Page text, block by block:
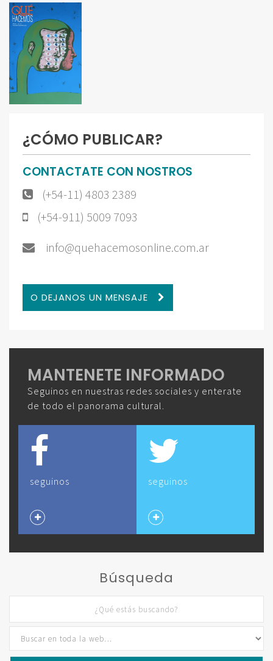
¿CÓMO PUBLICAR?
CONTACTATE CON NOSTROS
(+54-11) 4803 2389
(+54-911) 5009 7093
info@quehacemosonline.com.ar
O DEJANOS UN MENSAJE
MANTENETE INFORMADO
Seguinos en nuestras redes sociales y enterate
de todo el panorama cultural.
seguinos seguinos
Búsqueda